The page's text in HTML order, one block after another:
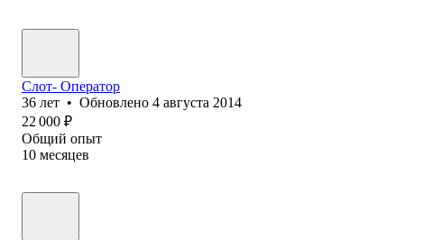
Слот- Оператор
36 лет • Обновлено 4 августа 2014
22 000 ₽
Общий опыт
10 месяцев